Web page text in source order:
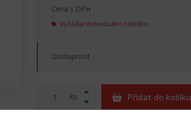
Cena s DPH
Vyžádat individuální nabídku
Dostupnost
ks Přidat do košíku